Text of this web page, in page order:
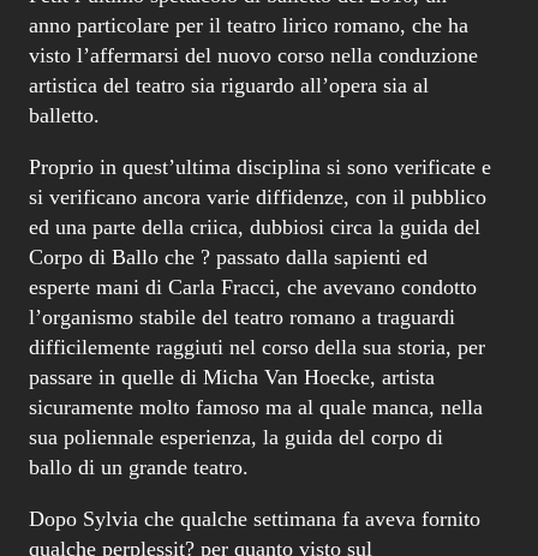
si verificano ancora varie diffidenze, con il pubblico
ed una parte della criica, dubbiosi circa la guida del
Corpo di Ballo che ? passato dalla sapienti ed
esperte mani di Carla Fracci, che avevano condotto
difficilemente raggiuti nel corso della sua storia, per
passare in quelle di Micha Van Hoecke, artista
sicuramente molto famoso ma al quale manca, nella
sua poliennale esperienza, la guida del corpo di
ballo di un grande teatro.
Dopo Sylvia che qualche settimana fa aveva fornito
qualche perplessit? per quanto visto sul
palcoscenico, dal 22 dicembre, ? andata in scena una
Serata Roland Petit che prevedeva due celebrate
coreografie dell’artista francese, L’Arl?sienne e
Lo spettacolo ha avuto un buon successo di pubblico